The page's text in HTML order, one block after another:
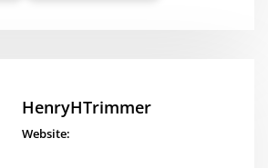
HenryHTrimmer
Website: